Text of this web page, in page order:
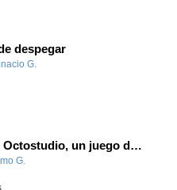
despegar
G.
Programa con Octostudio, un juego de 4 personajes ganando la copa del mundo saltando y esquivando rivales.
G.